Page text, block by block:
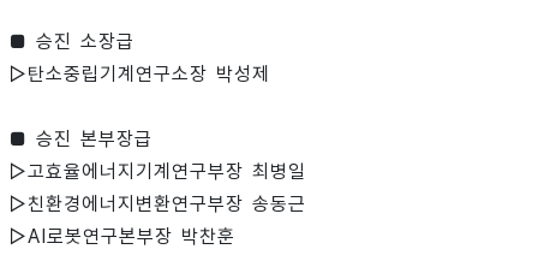
■ 승진 소장급
▷탄소중립기계연구소장 박성제
■ 승진 본부장급
▷고효율에너지기계연구부장 최병일
▷친환경에너지변환연구부장 송동근
▷AI로봇연구본부장 박찬훈